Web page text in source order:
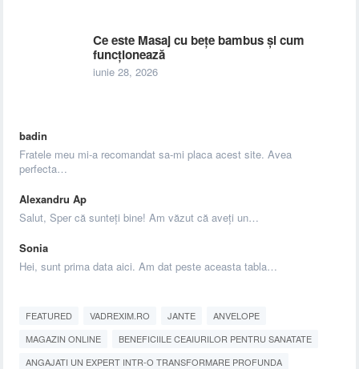
Ce este Masaj cu bețe bambus și cum
funcționează
iunie 28, 2026
badin
Fratele meu mi-a recomandat sa-mi placa acest site. Avea
perfecta…
Alexandru Ap
Salut, Sper că sunteți bine! Am văzut că aveți un…
Sonia
Hei, sunt prima data aici. Am dat peste aceasta tabla…
FEATURED VADREXIM.RO JANTE
ANVELOPE
MAGAZIN ONLINE
BENEFICIILE CEAIURILOR PENTRU SANATATE
ANGAJATI UN EXPERT INTR-O TRANSFORMARE PROFUNDA